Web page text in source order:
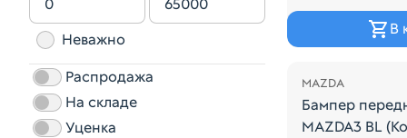
Неважно
Распродажа
На складе
Уценка
В
Распродажа
MAZDA
Бампер
MAZDA3 BL